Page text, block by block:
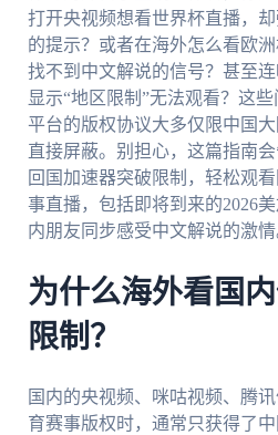
打开央视频想看世界杯直播，
的提示？或者在海外怎么看欧
找不到中文解说的信号？甚至
显示“地区限制”无法观看？这
平台的版权协议大多仅限中国
直接屏蔽。别担心，这篇指南
回国加速器突破限制，轻松观
事直播，包括即将到来的2026
内朋友同步感受中文解说的激情
为什么海外看国
限制？
国内的央视频、咪咕视频、腾
育赛事版权时，通常只获得了中